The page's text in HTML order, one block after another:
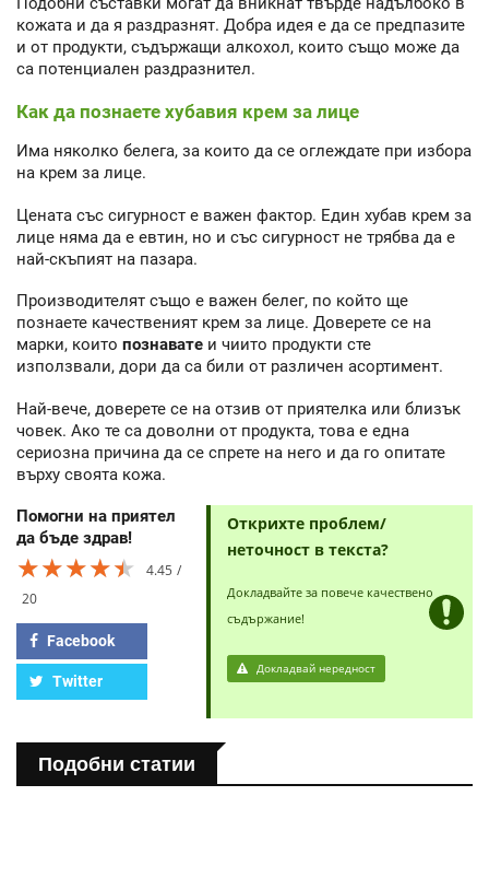
кожата и да я раздразнят. Добра идея е да се предпазите
и от продукти, съдържащи алкохол, които също може да
са потенциален раздразнител.
Как да познаете хубавия крем за лице
Има няколко белега, за които да се оглеждате при избора
на крем за лице.
Цената със сигурност е важен фактор. Един хубав крем за
лице няма да е евтин, но и със сигурност не трябва да е
най-скъпият на пазара.
Производителят също е важен белег, по който ще
познаете качественият крем за лице. Доверете се на
марки, които познавате и чиито продукти сте
използвали, дори да са били от различен асортимент.
Най-вече, доверете се на отзив от приятелка или близък
човек. Ако те са доволни от продукта, това е една
сериозна причина да се спрете на него и да го опитате
върху своята кожа.
Помогни на приятел
да бъде здрав!
★★★★★
★★★★★
★★★★★
4.45
20
Facebook
Twitter
Открихте проблем/
неточност в текста?
Докладвайте за повече качествено
съдържание!
Докладвай нередност
Подобни статии